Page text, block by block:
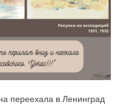
переехала в Ленинград